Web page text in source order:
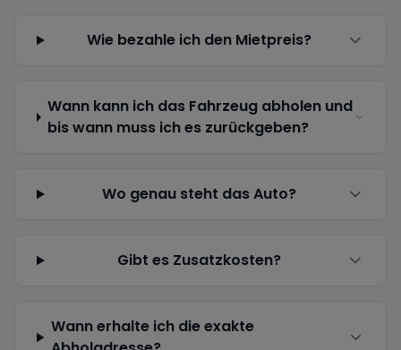
Wie bezahle ich den Mietpreis?
Wann kann ich das Fahrzeug abholen und
bis wann muss ich es zurückgeben?
Wo genau steht das Auto?
Gibt es Zusatzkosten?
Wann erhalte ich die exakte